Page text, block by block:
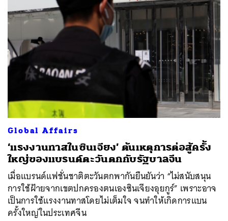
Global Affairs
‘แรงงานทาสในซินเจียง’ ต้นเหตุการต่อสู้ครั้ง
ใหญ่ของแบรนด์ตะวันตกกับรัฐบาลจีน
เมื่อแบรนด์แฟชั่นชาติตะวันตกพากันยืนยันว่า “ไม่สนับสนุน
การใช้ฝ้ายจากเขตปกครองตนเองซินเจียงอุยกูร์” เพราะอาจ
เป็นการใช้แรงงานทาสโดยไม่เต็มใจ จนทำให้เกิดการแบน
ครั้งใหญ่ในประเทศจีน